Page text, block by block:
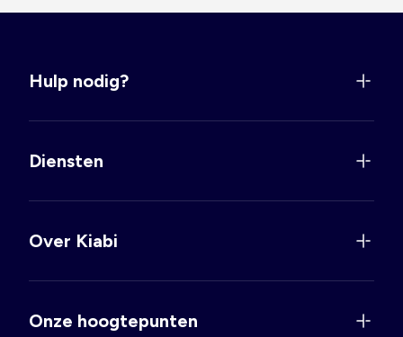
Hulp nodig?
Diensten
Over Kiabi
Onze hoogtepunten